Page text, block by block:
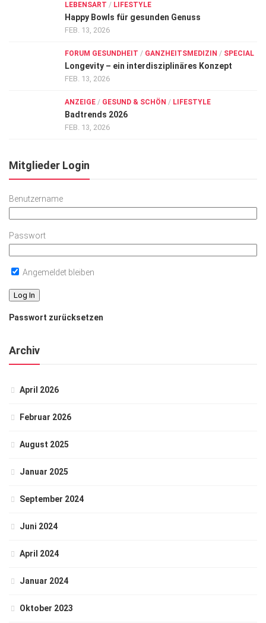
LEBENSART / LIFESTYLE
Happy Bowls für gesunden Genuss
FEB. 13, 2026
FORUM GESUNDHEIT / GANZHEITSMEDIZIN / SPECIAL
Longevity – ein interdisziplinäres Konzept
FEB. 13, 2026
ANZEIGE / GESUND & SCHÖN / LIFESTYLE
Badtrends 2026
FEB. 13, 2026
Mitglieder Login
Benutzername
Passwort
Angemeldet bleiben
Passwort zurücksetzen
Archiv
April 2026
Februar 2026
August 2025
Januar 2025
September 2024
Juni 2024
April 2024
Januar 2024
Oktober 2023